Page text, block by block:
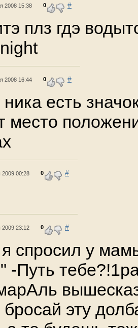
2008 15:38 0 #
плз гдэ
2008 16:44 0 #
есть
место
2009 00:28 0 #
2009 23:12 0 #
я спросил у
-Путь
эту